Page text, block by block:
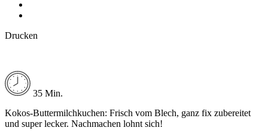
Drucken
35 Min.
Kokos-Buttermilchkuchen: Frisch vom Blech, ganz fix zubereitet
und super lecker. Nachmachen lohnt sich!